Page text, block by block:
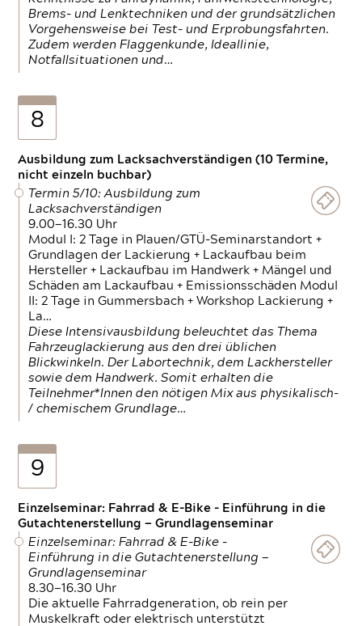
Brems- und Lenktechniken und der grundsätzlichen
Vorgehensweise bei Test- und Erprobungsfahrten.
Zudem werden Flaggenkunde, Ideallinie,
Notfallsituationen und…
8
Ausbildung zum Lacksachverständigen (10 Termine,
nicht einzeln buchbar)
Termin 5/10: Ausbildung zum
Lacksachverständigen
9.00—16.30 Uhr
Modul I: 2 Tage in Plauen/GTÜ-Seminarstandort +
Grundlagen der Lackierung + Lackaufbau beim
Hersteller + Lackaufbau im Handwerk + Mängel und
Schäden am Lackaufbau + Emissionsschäden Modul
II: 2 Tage in Gummersbach + Workshop Lackierung +
La…
Diese Intensivausbildung beleuchtet das Thema
Fahrzeuglackierung aus den drei üblichen
Blickwinkeln. Der Labortechnik, dem Lackhersteller
sowie dem Handwerk. Somit erhalten die
Teilnehmer*Innen den nötigen Mix aus physikalisch-
/ chemischem Grundlage…
9
Einzelseminar: Fahrrad & E-Bike - Einführung in die
Gutachtenerstellung — Grundlagenseminar
Einzelseminar: Fahrrad & E-Bike -
Einführung in die Gutachtenerstellung —
Grundlagenseminar
8.30—16.30 Uhr
Die aktuelle Fahrradgeneration, ob rein per
Muskelkraft oder elektrisch unterstützt